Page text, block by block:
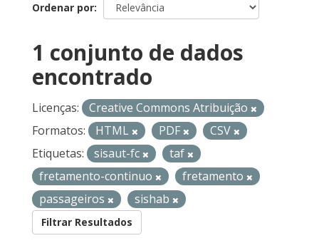
Ordenar por
1 conjunto de dados
encontrado
Licenças:
Creative Commons Atribuição
Formatos:
HTML PDF
CSV
Etiquetas:
sisaut-fc
taf
fretamento-continuo
fretamento
passageiros
sishab
Filtrar Resultados